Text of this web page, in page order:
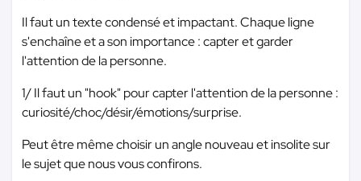
Il faut un texte condensé et impactant. Chaque ligne
s'enchaîne et a son importance : capter et garder
l'attention de la personne.
1/ Il faut un "hook" pour capter l'attention de la personne :
curiosité/choc/désir/émotions/surprise.
Peut être même choisir un angle nouveau et insolite sur
le sujet que nous vous confirons.